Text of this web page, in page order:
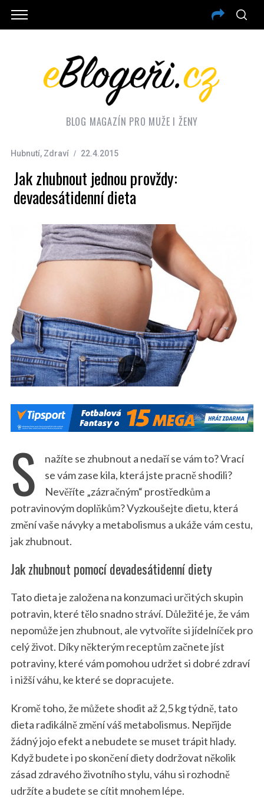
BLOG MAGAZÍN PRO MUŽE I ŽENY
Hubnutí, Zdraví 22.4.2015
Jak zhubnout jednou provždy:
devadesátidenní dieta
S
nažíte se zhubnout a nedaří se vám to? Vrací
se vám zase kila, která jste pracně shodili?
Nevěříte „zázračným“ prostředkům a
potravinovým doplňkům? Vyzkoušejte dietu, která
změní vaše návyky a metabolismus a ukáže vám cestu,
jak zhubnout.
Jak zhubnout pomocí devadesátidenní diety
Tato dieta je založena na konzumaci určitých skupin
potravin, které tělo snadno stráví. Důležité je, že vám
nepomůže jen zhubnout, ale vytvoříte si jídelníček pro
celý život. Díky některým receptům začnete jíst
potraviny, které vám pomohou udržet si dobré zdraví
i nižší váhu, ke které se dopracujete.
Kromě toho, že můžete shodit až 2,5 kg týdně, tato
dieta radikálně změní váš metabolismus. Nepřijde
žádný jojo efekt a nebudete se muset trápit hlady.
Když budete i po skončení diety dodržovat několik
zásad zdravého životního stylu, váhu si rozhodně
udržíte a budete se cítit mnohem lépe.